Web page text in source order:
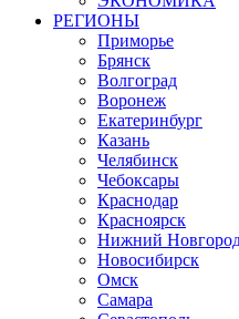
РЕГИОНЫ
Приморье
Брянск
Волгоград
Воронеж
Екатеринбург
Казань
Челябинск
Чебоксары
Краснодар
Красноярск
Нижний
Новосибирск
Омск
Самара